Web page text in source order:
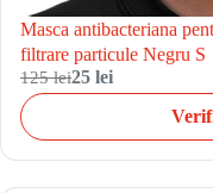
Masca antibacteriana
filtrare particule Negru S
125 lei25 lei